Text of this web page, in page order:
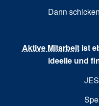
Dann
Aktive Mitarbeitist
ideelle und